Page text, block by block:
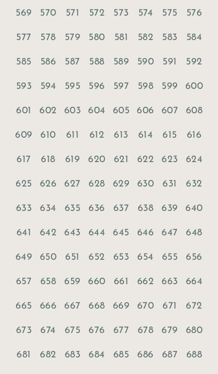
569 570 571 572 573 574 575 576
577 578 579 580 581 582 583 584
585 586 587 588 589 590 591 592
593 594 595 596 597 598 599 600
601 602 603 604 605 606 607 608
609 610 611 612 613 614 615 616
617 618 619 620 621 622 623 624
625 626 627 628 629 630 631 632
633 634 635 636 637 638 639 640
641 642 643 644 645 646 647 648
649 650 651 652 653 654 655 656
657 658 659 660 661 662 663 664
665 666 667 668 669 670 671 672
673 674 675 676 677 678 679 680
681 682 683 684 685 686 687 688